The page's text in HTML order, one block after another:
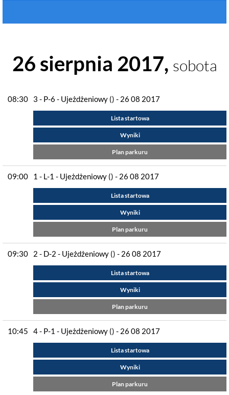
26 sierpnia 2017, sobota
08:30 3 - P-6 - Ujeżdżeniowy () - 26 08 2017
Lista startowa
Wyniki
Plan parkuru
09:00 1 - L-1 - Ujeżdżeniowy () - 26 08 2017
Lista startowa
Wyniki
Plan parkuru
09:30 2 - D-2 - Ujeżdżeniowy () - 26 08 2017
Lista startowa
Wyniki
Plan parkuru
10:45 4 - P-1 - Ujeżdżeniowy () - 26 08 2017
Lista startowa
Wyniki
Plan parkuru